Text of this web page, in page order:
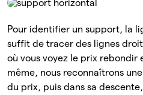
Pour identifier un support, la
suffit de tracer des lignes
où vous voyez le prix rebondir
même, nous reconnaîtrons une
du prix, puis dans sa